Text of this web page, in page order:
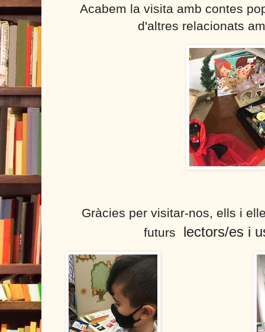
Acabem la visita amb contes
d'altres relacionats
Gràcies per visitar-nos, ells i
futurs
lectors/es i